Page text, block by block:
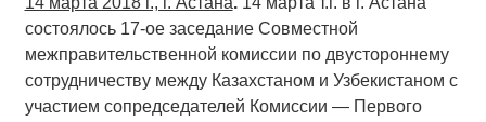
состоялось 17-ое заседание Совместной
межправительственной комиссии по двустороннему
сотрудничеству между Казахстаном и Узбекистаном с
участием сопредседателей Комиссии — Первого